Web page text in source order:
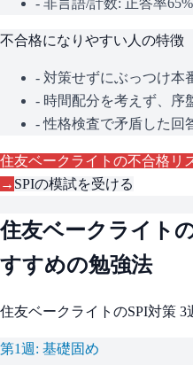
不合格になりやすい人の特徴
- 対策せずにぶっつけ本
- 時間配分を考えず、序
- 性格検査で矛盾した回
住友ベークライト の不合格リ
→ SPIの模試を受ける
住友ベークライト
すすめの勉強法
住友ベークライト のSPI対策 3
第1週: 基礎固め